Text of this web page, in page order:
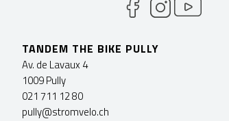
TANDEM THE BIKE PULLY
Av. de Lavaux 4
1009 Pully
021 711 12 80
pully@stromvelo.ch